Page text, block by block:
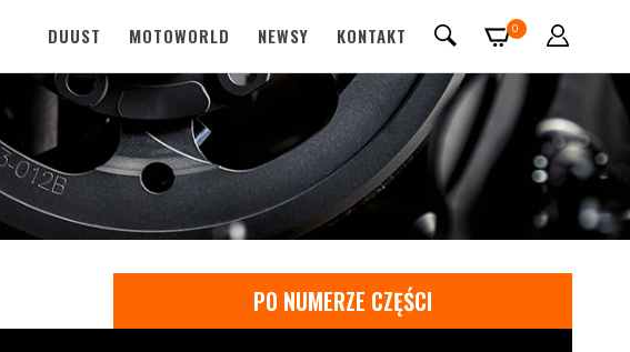
DUUST MOTOWORLD NEWSY KONTAKT 0
PO NUMERZE CZĘŚCI